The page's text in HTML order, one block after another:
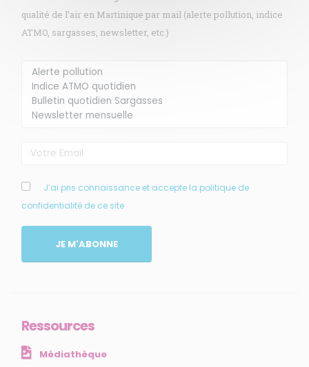
qualité de l’air en Martinique par mail (alerte pollution, indice
ATMO, sargasses, newsletter, etc.)
J’ai pris connaissance et accepte la politique de
confidentialité de ce site
JE M'ABONNE
Ressources
Médiathèque
Membre de Agréé par
MENU
NOS SERVICES
Presse